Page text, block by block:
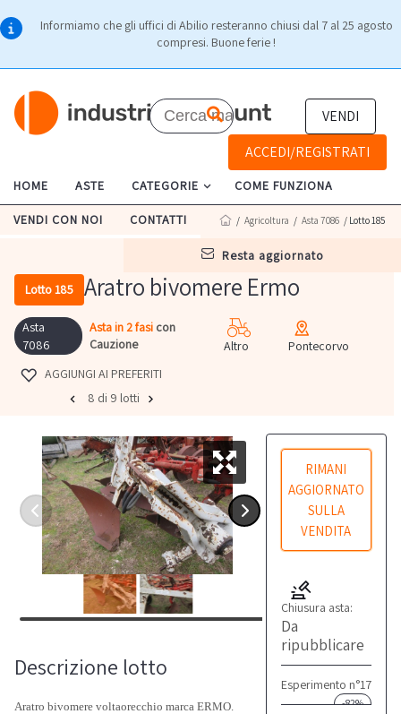
Informiamo che gli uffici di Abilio resteranno chiusi dal 7 al 25 agosto
compresi. Buone ferie !
VENDI
ACCEDI/REGISTRATI
HOME ASTE CATEGORIE COME FUNZIONA
VENDI CON NOI CONTATTI
resta aggiornato
/ Agricoltura / Asta 7086 / Lotto 185
Lotto 185 Aratro bivomere Ermo
Asta
7086
Asta in 2 fasi con
Cauzione
Altro
Pontecorvo
AGGIUNGI AI PREFERITI
8 di 9 lotti
RIMANI
AGGIORNATO
SULLA
VENDITA
Chiusura asta:
Da
ripubblicare
Esperimento n°17
-82%
Descrizione lotto
Aratro bivomere voltaorecchio marca ERMO.